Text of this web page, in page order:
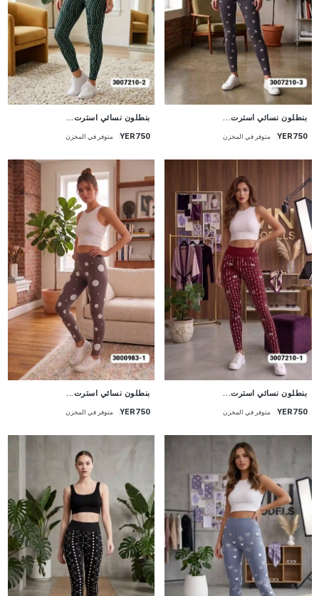
جديد
بنطلون نسائي استرت...
YER750 متوفر في المخزن
جديد
بنطلون نسائي استرت...
YER750 متوفر في المخزن
جديد
بنطلون نسائي استرت...
YER750 متوفر في المخزن
جديد
بنطلون نسائي استرت...
YER750 متوفر في المخزن